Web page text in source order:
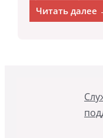
Читать далее